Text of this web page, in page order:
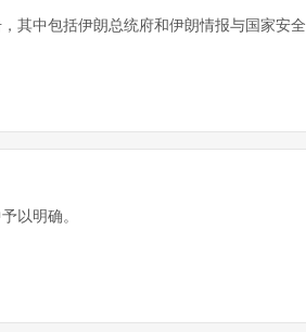
其中包括伊朗总统府和伊朗情报与国家安全
以明确。